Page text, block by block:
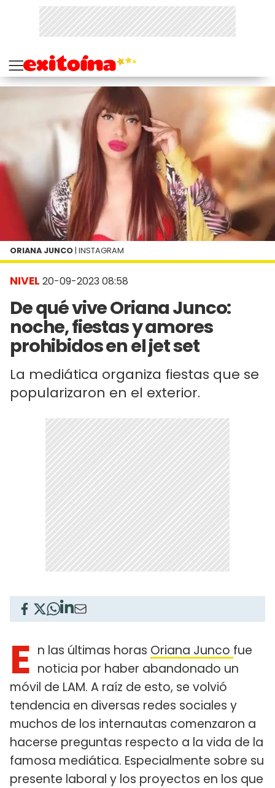
NIVEL 20-09-2023 08:58
De qué vive Oriana Junco:
noche, fiestas y amores
prohibidos en el jet set
La mediática organiza fiestas que se
popularizaron en el exterior.
ORIANA JUNCO | INSTAGRAM
E n las últimas horas Oriana Junco fue
noticia por haber abandonado un
móvil de LAM. A raíz de esto, se volvió
tendencia en diversas redes sociales y
muchos de los internautas comenzaron a
hacerse preguntas respecto a la vida de la
famosa mediática. Especialmente sobre su
presente laboral y los proyectos en los que